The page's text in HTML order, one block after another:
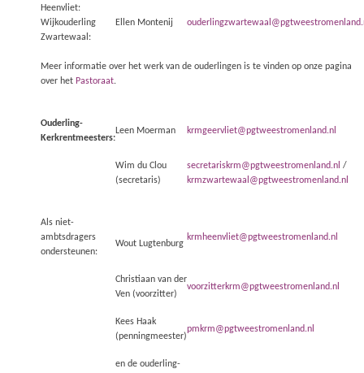
Heenvliet:
Wijkouderling
Zwartewaal:
Ellen Montenij
Meer informatie over het werk van de ouderlingen is te vinden op onze pagina
over het Pastoraat.
Ouderling-
Kerkrentmeesters:
Leen Moerman krmgeervliet@pgtweestromenland.nl
Wim du Clou
(secretaris)
secretariskrm@pgtweestromenland.nl /
krmzwartewaal@pgtweestromenland.nl
Als niet-
ambtsdragers
ondersteunen:
Wout Lugtenburg
krmheenvliet@pgtweestromenland.nl
Christiaan van der
Ven (voorzitter)
voorzitterkrm@pgtweestromenland.nl
Kees Haak
(penningmeester)
pmkrm@pgtweestromenland.nl
en de ouderling-